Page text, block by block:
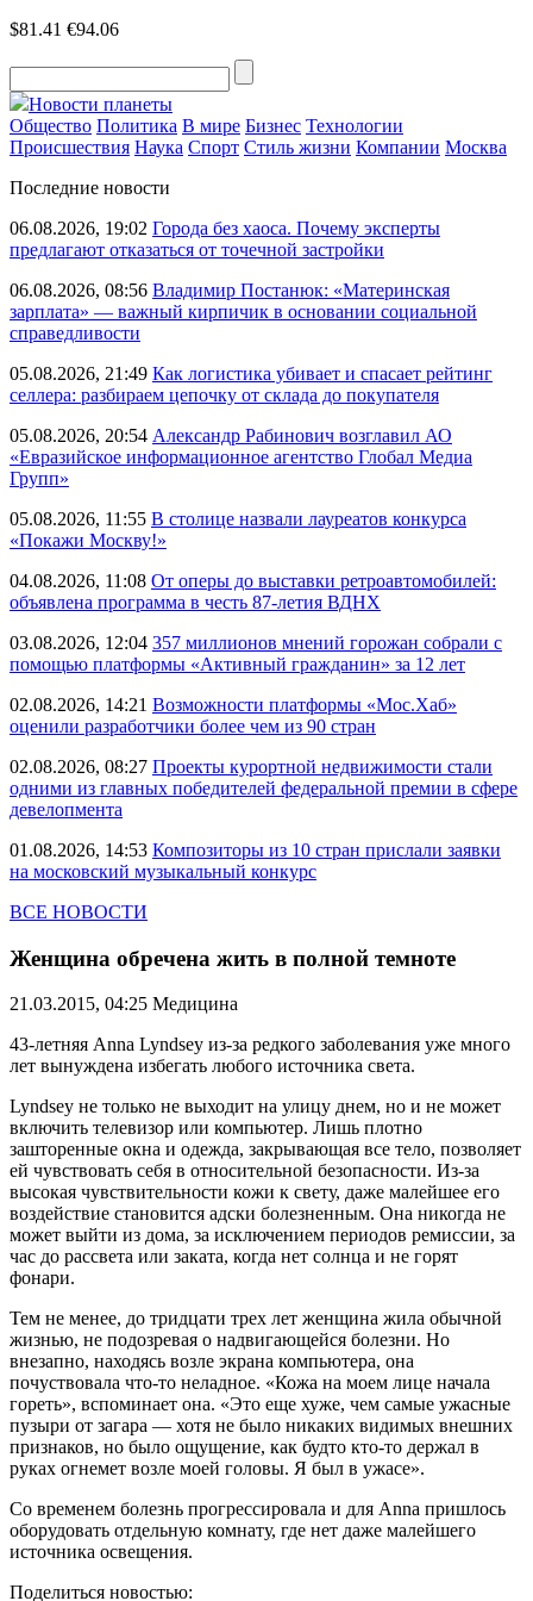
$81.41 €94.06
Новости планеты
Общество Политика В мире Бизнес Технологии
Происшествия Наука Спорт Стиль жизни Компании Москва
Последние новости
06.08.2026, 19:02 Города без хаоса. Почему эксперты
предлагают отказаться от точечной застройки
06.08.2026, 08:56 Владимир Постанюк: «Материнская
зарплата» — важный кирпичик в основании социальной
справедливости
05.08.2026, 21:49 Как логистика убивает и спасает рейтинг
селлера: разбираем цепочку от склада до покупателя
05.08.2026, 20:54 Александр Рабинович возглавил АО
«Евразийское информационное агентство Глобал Медиа
Групп»
05.08.2026, 11:55 В столице назвали лауреатов конкурса
«Покажи Москву!»
04.08.2026, 11:08 От оперы до выставки ретроавтомобилей:
объявлена программа в честь 87-летия ВДНХ
03.08.2026, 12:04 357 миллионов мнений горожан собрали с
помощью платформы «Активный гражданин» за 12 лет
02.08.2026, 14:21 Возможности платформы «Мос.Хаб»
оценили разработчики более чем из 90 стран
02.08.2026, 08:27 Проекты курортной недвижимости стали
одними из главных победителей федеральной премии в сфере
девелопмента
01.08.2026, 14:53 Композиторы из 10 стран прислали заявки
на московский музыкальный конкурс
ВСЕ НОВОСТИ
Женщина обречена жить в полной темноте
21.03.2015, 04:25 Медицина
43-летняя Anna Lyndsey из-за редкого заболевания уже много
лет вынуждена избегать любого источника света.
Lyndsey не только не выходит на улицу днем, но и не может
включить телевизор или компьютер. Лишь плотно
зашторенные окна и одежда, закрывающая все тело, позволяет
ей чувствовать себя в относительной безопасности. Из-за
высокая чувствительности кожи к свету, даже малейшее его
воздействие становится адски болезненным. Она никогда не
может выйти из дома, за исключением периодов ремиссии, за
час до рассвета или заката, когда нет солнца и не горят
фонари.
Тем не менее, до тридцати трех лет женщина жила обычной
жизнью, не подозревая о надвигающейся болезни. Но
внезапно, находясь возле экрана компьютера, она
почуствовала что-то неладное. «Кожа на моем лице начала
гореть», вспоминает она. «Это еще хуже, чем самые ужасные
пузыри от загара — хотя не было никаких видимых внешних
признаков, но было ощущение, как будто кто-то держал в
руках огнемет возле моей головы. Я был в ужасе».
Со временем болезнь прогрессировала и для Anna пришлось
оборудовать отдельную комнату, где нет даже малейшего
источника освещения.
Поделиться новостью: